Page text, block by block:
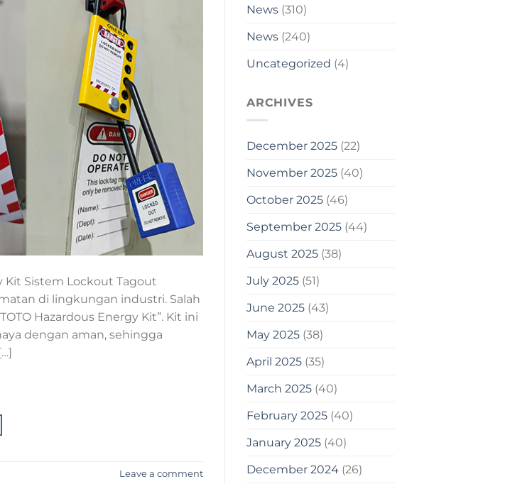
Kit Sistem Lockout Tagout
di lingkungan industri. Salah
Hazardous Energy Kit”. Kit ini
dengan aman, sehingga
Leave a comment
News (310)
News (240)
Uncategorized (4)
ARCHIVES
December 2025 (22)
November 2025 (40)
October 2025 (46)
September 2025 (44)
August 2025 (38)
July 2025 (51)
June 2025 (43)
May 2025 (38)
April 2025 (35)
March 2025 (40)
February 2025 (40)
January 2025 (40)
December 2024 (26)